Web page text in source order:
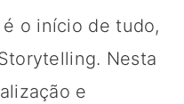
é o início de tudo,
Nesta
e